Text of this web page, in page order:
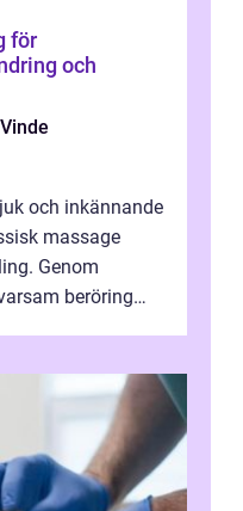
för
och
och inkännande
massage
Genom
beröring